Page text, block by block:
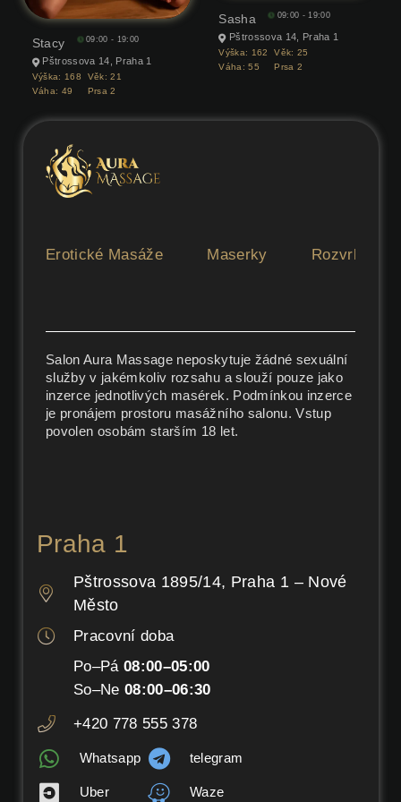
Stacy 09:00 - 19:00
Pštrossova 14, Praha 1
Výška: 168
Váha: 49
Věk:21
Prsa2
Sasha 09:00 - 19:00
Pštrossova 14, Praha 1
Výška: 162
Váha:55
Věk:25
Prsa2
Erotické Masáže Maserky Rozvrh
Salon Aura Massage neposkytuje žádné sexuální
služby v jakémkoliv rozsahu a slouží pouze jako
inzerce jednotlivých masérek. Podmínkou inzerce
je pronájem prostoru masážního salonu. Vstup
povolen osobám starším 18 let.
Praha 1
Pštrossova 1895/14, Praha 1 – Nové
Město
Pracovní doba
Po–Pá08:00–05:00
So–Ne 08:00–06:30
+420 778 555 378
Whatsapp telegram
Uber Waze